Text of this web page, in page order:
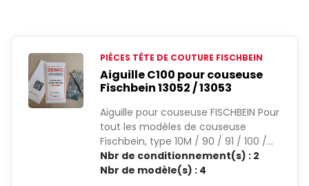
PIÈCES TÊTE DE COUTURE FISCHBEIN
Aiguille C100 pour couseuse
Fischbein 13052 / 13053
Aiguille pour couseuse FISCHBEIN Pour
tout les modèles de couseuse
Fischbein, type 10M / 90 / 91 / 100 /…
Nbr de conditionnement(s) : 2
Nbr de modèle(s) : 4